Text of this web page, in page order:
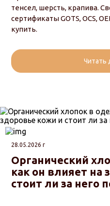
тенсел, шерсть, крапива.
сертификаты GOTS, OCS,
купить.
Читать
28.05.2026 г
Органический
как он влияет на
стоит ли за него